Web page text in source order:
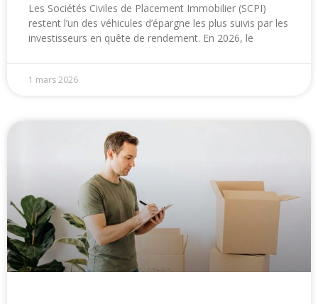
Les Sociétés Civiles de Placement Immobilier (SCPI)
restent l’un des véhicules d’épargne les plus suivis par les
investisseurs en quête de rendement. En 2026, le
1 mars 2026